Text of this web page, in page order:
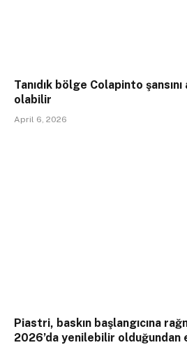
Tanıdık bölge Colapinto şansını
olabilir
April 6, 2026
Piastri, baskın başlangıcına
2026’da yenilebilir olduğundan